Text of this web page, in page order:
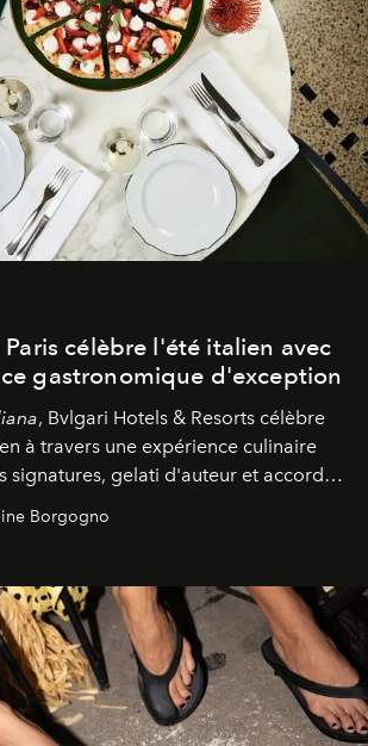
célèbre l'été italien avec
gastronomique d'exception
, Bvlgari Hotels & Resorts célèbre
à travers une expérience culinaire
signatures, gelati d'auteur et accords
un véritable voyage sensoriel.
Borgogno